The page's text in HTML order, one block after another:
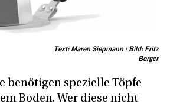
Text: Maren Siepmann | Bild: Fritz
Berger
benötigen spezielle Töpfe
Boden. Wer diese nicht